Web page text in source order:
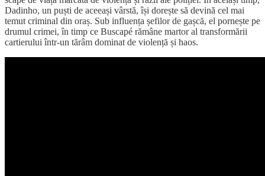
Dadinho, un puști de aceeași vârstă, își dorește să devină cel mai
temut criminal din oraș. Sub influența șefilor de gașcă, el pornește pe
drumul crimei, în timp ce Buscapé rămâne martor al transformării
cartierului într-un tărâm dominat de violență și haos.